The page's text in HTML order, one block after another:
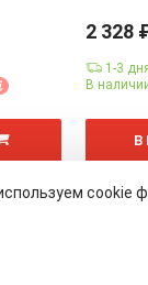
2 328
1-3
В
В
cookie